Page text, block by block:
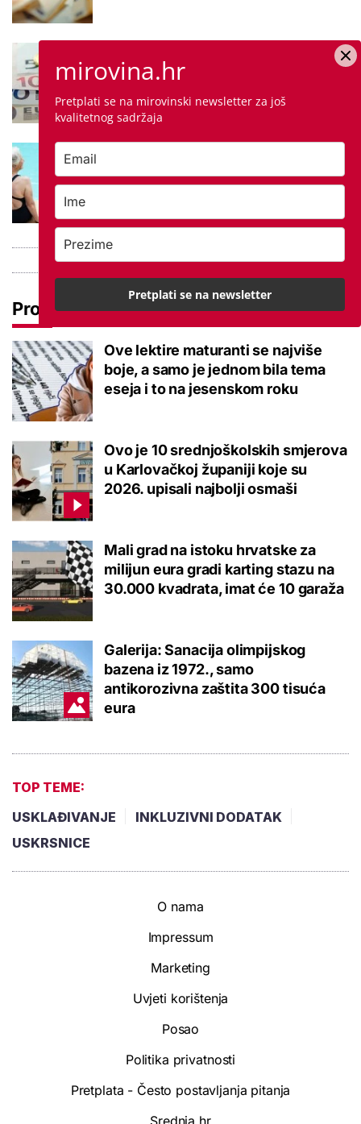
stupu: Srpanjski prinosi većine
ohladiti tijekom toplinskog vala
Pročitaj još
Ove lektire maturanti se najviše
boje, a samo je jednom bila tema
eseja i to na jesenskom roku
Ovo je 10 srednjoškolskih smjerova
u Karlovačkoj županiji koje su
2026. upisali najbolji osmaši
Mali grad na istoku hrvatske za
milijun eura gradi karting stazu na
30.000 kvadrata, imat će 10 garaža
Galerija: Sanacija olimpijskog
bazena iz 1972., samo
antikorozivna zaštita 300 tisuća
eura
TOP TEME:
USKLAĐIVANJE
INKLUZIVNI DODATAK
USKRSNICE
O nama
Impressum
Marketing
Uvjeti korištenja
Posao
Politika privatnosti
Pretplata - Često postavljanja pitanja
Srednja.hr
mirovina.hr
Pretplati se na mirovinski newsletter za još
kvalitetnog sadržaja
Pretplati se na newsletter